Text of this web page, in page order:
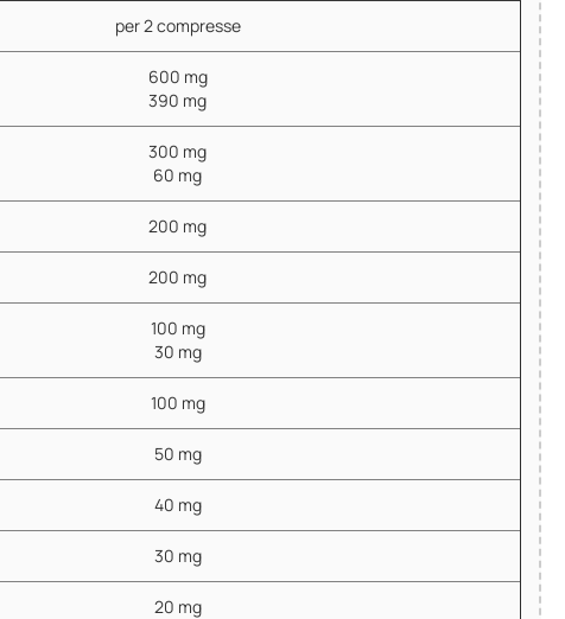
per 2 compresse
600 mg
390 mg
300 mg
60 mg
200 mg
200 mg
100 mg
30 mg
100 mg
50 mg
40 mg
30 mg
20 mg